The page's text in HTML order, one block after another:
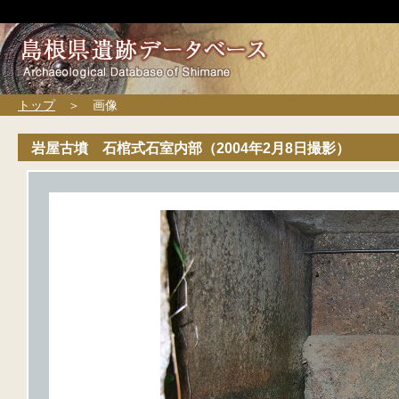
トップ＞ 画像
岩屋古墳 石棺式石室内部（2004年2月8日撮影）